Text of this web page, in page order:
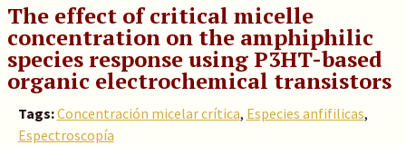
The effect of critical micelle
concentration on the amphiphilic
species response using P3HT-based
organic electrochemical transistors
Tags:Concentración micelar crítica, Especies anfifilicas,
Espectroscopía